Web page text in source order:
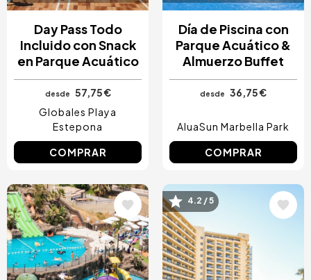
Day Pass Todo
Incluido con Snack
en Parque Acuático
desde
57,75 €
Globales Playa
Estepona
COMPRAR
Día de Piscina con
Parque Acuático &
Almuerzo Buffet
desde 36,75 €
AluaSun Marbella Park
COMPRAR
Image Image
4.2 / 5